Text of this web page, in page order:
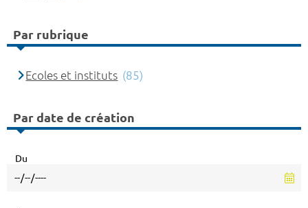
Par rubrique
Ecoles et instituts (85)
Par date de création
Du